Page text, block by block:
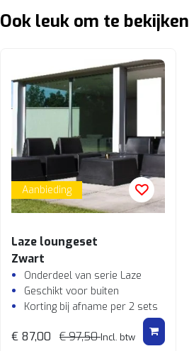
Ook leuk om te bekijken
Aanbieding
Laze loungeset
Zwart
Onderdeel van serie Laze
Geschikt voor buiten
Korting bij afname per 2 sets
€ 87,00 € 97,50Incl. btw